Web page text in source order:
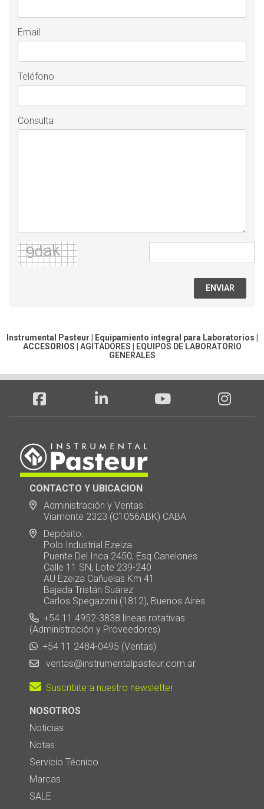
Email
Teléfono
Consulta
ENVIAR
Instrumental Pasteur | Equipamiento integral para Laboratorios |
ACCESORIOS
AGITADORES
EQUIPOS DE LABORATORIO
GENERALES
CONTACTO Y UBICACION
Administración y Ventas:
Viamonte 2323 (C1056ABK) CABA
Depósito:
Polo Industrial Ezeiza
Puente Del Inca 2450, Esq.Canelones
Calle 11 SN, Lote 239-240
AU Ezeiza Cañuelas Km 41
Bajada Tristán Suárez
Carlos Spegazzini (1812), Buenos Aires
+54 11 4952-3838 líneas rotativas
(Administración y Proveedores)
+54 11 2484-0495 (Ventas)
ventas@instrumentalpasteur.com.ar
Suscribite a nuestro newsletter
NOSOTROS
Noticias
Notas
Servicio Técnico
Marcas
SALE